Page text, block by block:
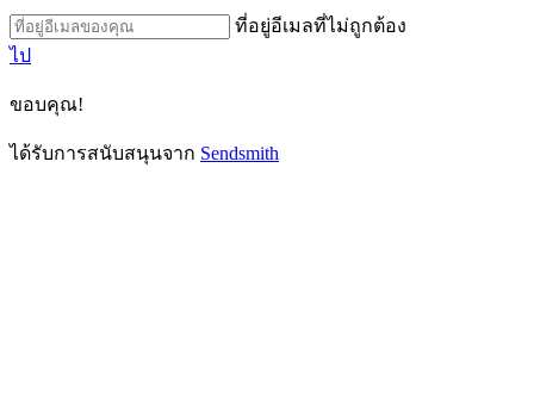
ที่อยู่อีเมลที่ไม่ถูกต้อง
ไป
ขอบคุณ!
ได้รับการสนับสนุนจาก Sendsmith